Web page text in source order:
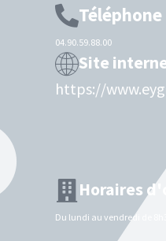
Téléphone
04.90.59.88.00
Site
https://
Horaires
Du lundi au vendredi de